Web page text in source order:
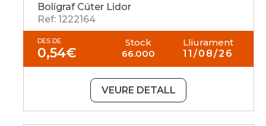
Bolígraf Cúter Lidor
Ref: 1222164
DES DE
0,54€
Stock
66.000
Lliurament
11/08/26
VEURE DETALL